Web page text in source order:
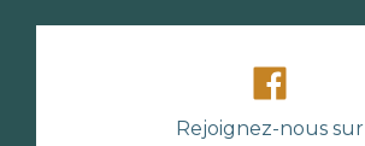
Rejoignez-nous sur